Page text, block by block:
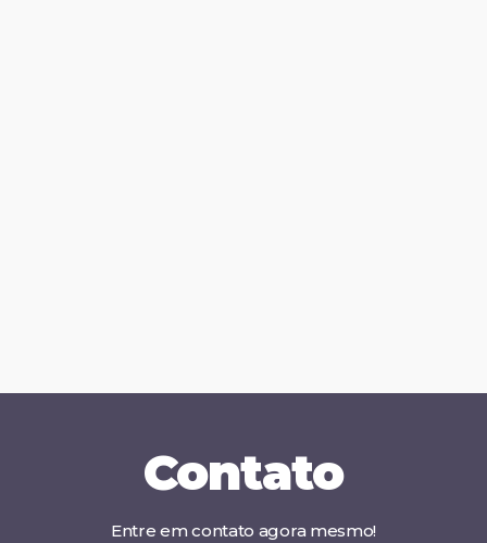
Contato
Entre em contato agora mesmo!